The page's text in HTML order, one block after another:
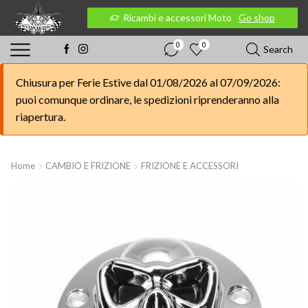
Go shop Ricambi e accessori Moto Go shop
0 0 Search
Chiusura per Ferie Estive dal 01/08/2026 al 07/09/2026:
puoi comunque ordinare, le spedizioni riprenderanno alla
riapertura.
Home CAMBIO E FRIZIONE FRIZIONE E ACCESSORI